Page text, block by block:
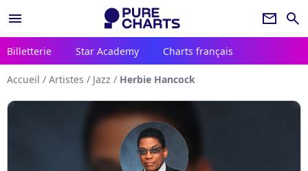
menu newsletter search
Billetterie Star Academy Charts français
Accueil / Artistes / Jazz / Herbie Hancock